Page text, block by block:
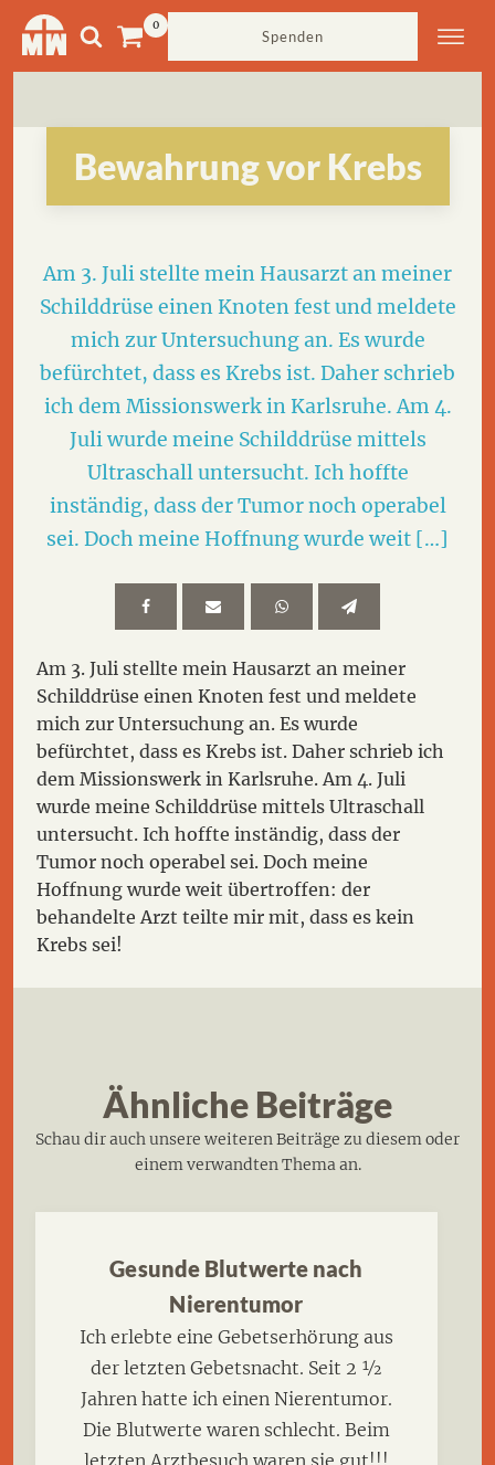
Spenden
Bewahrung vor Krebs
Am 3. Juli stellte mein Hausarzt an meiner
Schilddrüse einen Knoten fest und meldete
mich zur Untersuchung an. Es wurde
befürchtet, dass es Krebs ist. Daher schrieb
ich dem Missionswerk in Karlsruhe. Am 4.
Juli wurde meine Schilddrüse mittels
Ultraschall untersucht. Ich hoffte
inständig, dass der Tumor noch operabel
sei. Doch meine Hoffnung wurde weit […]
Am 3. Juli stellte mein Hausarzt an meiner
Schilddrüse einen Knoten fest und meldete
mich zur Untersuchung an. Es wurde
befürchtet, dass es Krebs ist. Daher schrieb ich
dem Missionswerk in Karlsruhe. Am 4. Juli
wurde meine Schilddrüse mittels Ultraschall
untersucht. Ich hoffte inständig, dass der
Tumor noch operabel sei. Doch meine
Hoffnung wurde weit übertroffen: der
behandelte Arzt teilte mir mit, dass es kein
Krebs sei!
Ähnliche Beiträge
Schau dir auch unsere weiteren Beiträge zu diesem oder
einem verwandten Thema an.
Gesunde Blutwerte nach
Nierentumor
Ich erlebte eine Gebetserhörung aus
der letzten Gebetsnacht. Seit 2 ½
Jahren hatte ich einen Nierentumor.
Die Blutwerte waren schlecht. Beim
letzten Arztbesuch waren sie gut!!!